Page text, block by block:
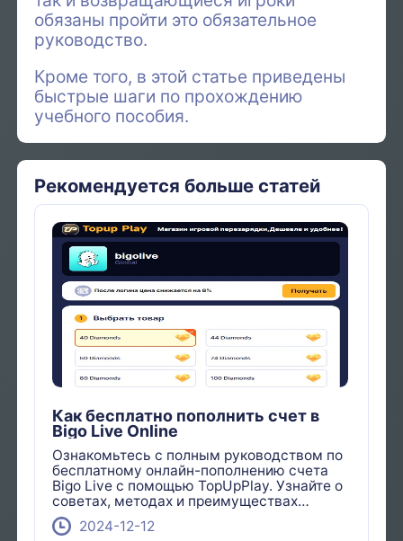
обязаны пройти это обязательное
руководство.
Кроме того, в этой статье приведены
быстрые шаги по прохождению
учебного пособия.
Рекомендуется больше статей
Как бесплатно пополнить счет в
Bigo Live Online
Ознакомьтесь с полным руководством по
бесплатному онлайн-пополнению счета
Bigo Live с помощью TopUpPlay. Узнайте о
советах, методах и преимуществах
бесперебойного пополнения счета без
дополнительных затрат.
2024-12-12